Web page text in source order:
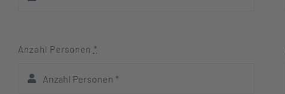
Anzahl Personen *